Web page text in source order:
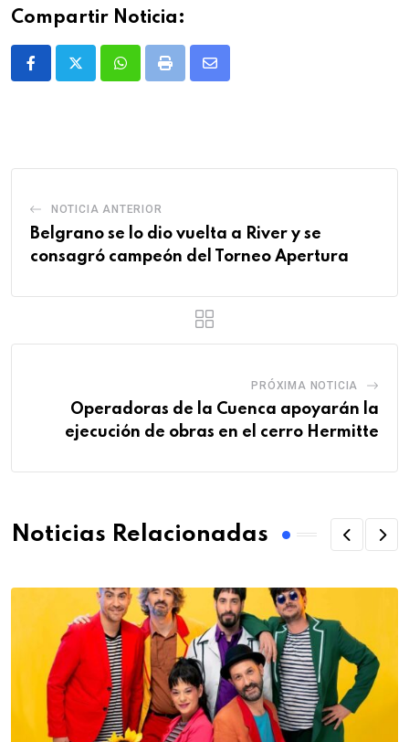
Compartir Noticia:
WhatsappPrint
Share
NOTICIA ANTERIOR
Belgrano se lo dio vuelta a River y se
consagró campeón del Torneo Apertura
PRÓXIMA NOTICIA
Operadoras de la Cuenca apoyarán la
ejecución de obras en el cerro Hermitte
Noticias Relacionadas